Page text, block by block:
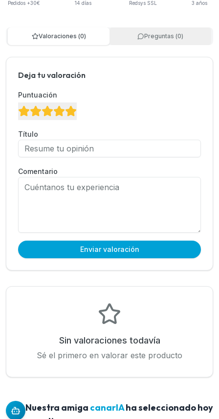
Pedidos +30€ 14 días Redsys SSL 3 años
Valoraciones (0) Preguntas (0)
Deja tu valoración
Puntuación
Título
Comentario
Enviar valoración
Sin valoraciones todavía
Sé el primero en valorar este producto
Nuestra amiga canarIAha seleccionado hoy